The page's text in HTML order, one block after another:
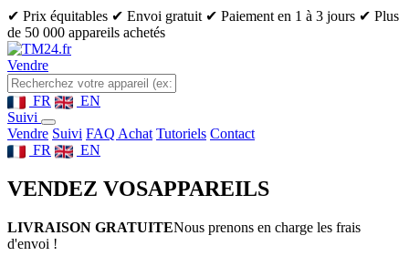
✔ Prix équitables ✔ Envoi gratuit ✔ Paiement en 1 à 3 jours ✔ Plus
de 50 000 appareils achetés
Vendre
FR
EN
Suivi
Vendre Suivi FAQ Achat Tutoriels Contact
FR
EN
VENDEZ VOSAPPAREILS
LIVRAISON GRATUITENous prenons en charge les frais
d'envoi !